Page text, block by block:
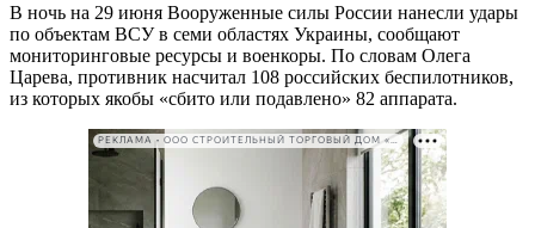
В ночь на 29 июня Вооруженные силы России нанесли удары
по объектам ВСУ в семи областях Украины, сообщают
мониторинговые ресурсы и военкоры. По словам Олега
Царева, противник насчитал 108 российских беспилотников,
из которых якобы «сбито или подавлено» 82 аппарата.
РЕКЛАМА • ООО СТРОИТЕЛЬНЫЙ ТОРГОВЫЙ ДОМ «ПЕТРОВИЧ». ИНН: 7802348846